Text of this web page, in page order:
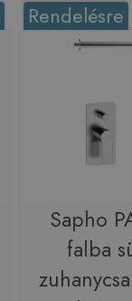
Rendelésre
Sapho
falba